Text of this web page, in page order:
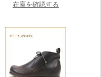
在庫を確認する